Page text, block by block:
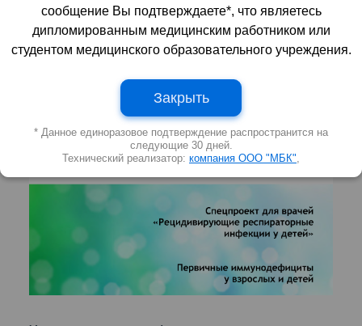
30 ноября 2022 | 15:35:47 2072 0
сообщение Вы подтверждаете*, что являетесь
дипломированным медицинским работником или
студентом медицинского образовательного учреждения.
Закрыть
* Данное единоразовое подтверждение распространится на
следующие 30 дней.
Технический реализатор: компания ООО "МБК",